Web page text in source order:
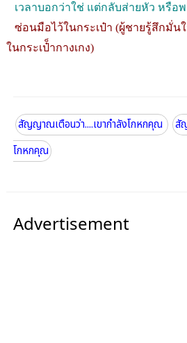
เวลาบอกว่าใช่ แต่กลับส่ายหัว หรือ
ซ่อนมือไว้ในกระเป๋า (ผู้ชายรู้สึกมั่น
ในกระเป๋็ากางเกง)
สัญญาณเตือนว่า....เขากำลังโกหกคุณ
สั
โกหกคุณ
Advertisement